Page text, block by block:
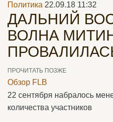
Политика 22.09.18 11:32
ДАЛЬНИЙ
ВОЛНА
ПРОЧИТАТЬ ПОЗЖЕ
Обзор FLB
22 сентября набралось
количества участников